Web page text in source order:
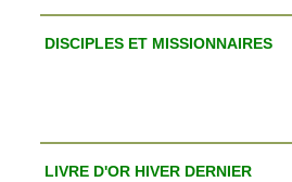
DISCIPLES ET MISSIONNAIRES
LIVRE D'OR HIVER DERNIER